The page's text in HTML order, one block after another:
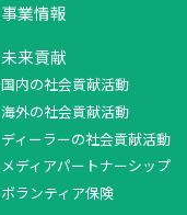
事業情報
未来貢献
国内の社会貢献活動
海外の社会貢献活動
ディーラーの社会貢献活動
メディアパートナーシップ
ボランティア保険